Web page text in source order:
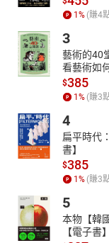
1 % (賺4
3
藝術的40
看藝術如
$385
1 % (賺3
4
扁平時代
書】
$385
1 % (賺3
5
本物【韓
【電子書】